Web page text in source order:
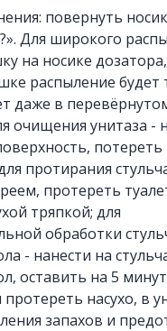
повернуть
Для широкого
на носике
распыление будет
даже в
очищения унитаза -
протирания
протереть
тряпкой; для
обработки
- нанести на
оставить на 5
протереть насухо, в
запахов и